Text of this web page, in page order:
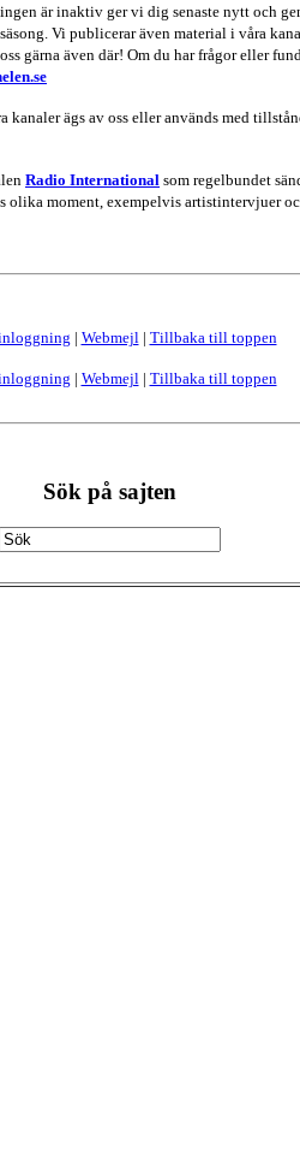
är inaktiv ger vi dig senaste nytt och
Vi publicerar även material i våra
oss gärna även där! Om du har frågor eller
ägs av oss eller används med
Radio International som regelbundet
olika moment, exempelvis artistintervjuer
| Webmejl | Tillbaka till toppen
| Webmejl | Tillbaka till toppen
Sök på sajten